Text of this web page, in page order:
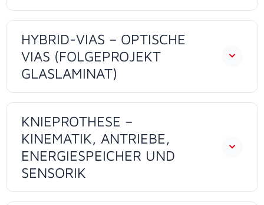
HYBRID-VIAS – OPTISCHE
VIAS (FOLGEPROJEKT
GLASLAMINAT)
KNIEPROTHESE –
KINEMATIK, ANTRIEBE,
ENERGIESPEICHER UND
SENSORIK